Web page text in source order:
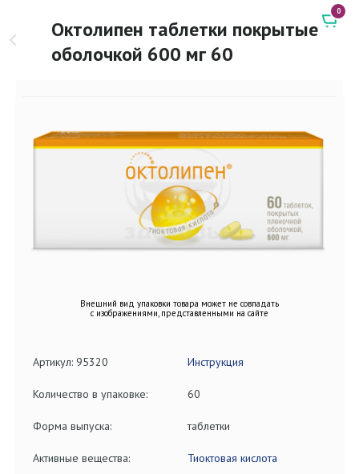
Октолипен таблетки покрытые
оболочкой 600 мг 60
0
Внешний вид упаковки товара может не совпадать
с изображениями, представленными на сайте
Артикул: 95320 Инструкция
Количество в упаковке: 60
Форма выпуска: таблетки
Активные вещества: Тиоктовая кислота